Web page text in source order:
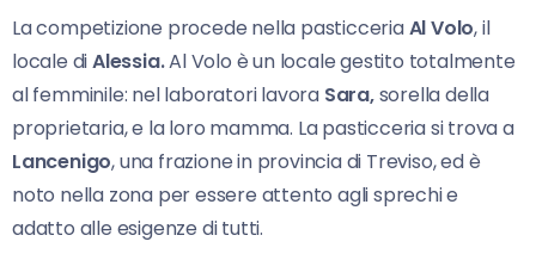
La competizione procede nella pasticceriaAl Volo, il
locale diAlessia.Al Volo è un locale gestito totalmente
al femminile: nel laboratori lavora Sara,sorella della
proprietaria, e la loro mamma. La pasticceria si trova a
Lancenigo, una frazione in provincia di Treviso, ed è
noto nella zona per essere attento agli sprechi e
adatto alle esigenze di tutti.